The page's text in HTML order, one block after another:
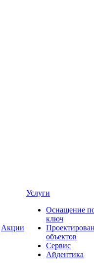
Акции
Услуги
Оснащение
ключ
объектов
Сервис
Айдентика